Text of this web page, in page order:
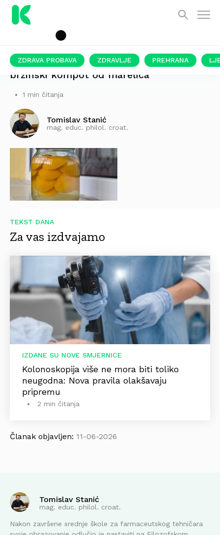
ZDRAVA PROBAVA ZDRAVLJE PREHRANA
brzinski kompot od marelica
1 min čitanja
Tomislav Stanić
mag. educ. philol. croat.
TEKST DANA
Za vas izdvajamo
IZDANE SU NOVE SMJERNICE
Kolonoskopija više ne mora biti toliko
neugodna: Nova pravila olakšavaju
pripremu
2 min čitanja
Članak objavljen: 11-06-2026
Tomislav Stanić
mag. educ. philol. croat.
Nakon završene srednje škole za farmaceutskog tehničara